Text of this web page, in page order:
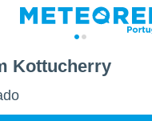
Kottucherry